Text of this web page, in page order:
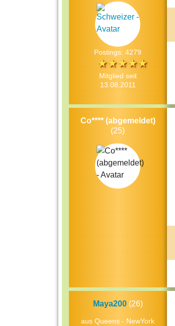
Postings: 4279
Mitglied seit
13.08.2011
Co**** (abgemeldet)
(25)
Maya200(26)
aus Queens - NewYork